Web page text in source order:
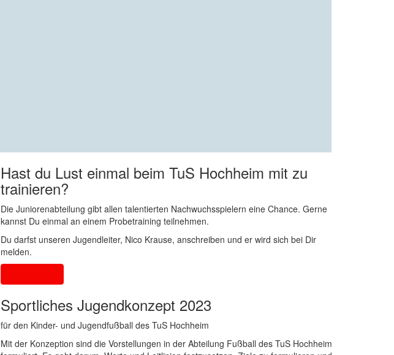
Hast du Lust einmal beim TuS Hochheim mit zu
trainieren?
Die Juniorenabteilung gibt allen talentierten Nachwuchsspielern eine Chance. Gerne
kannst Du einmal an einem Probetraining teilnehmen.
Du darfst unseren Jugendleiter, Nico Krause, anschreiben und er wird sich bei Dir
melden.
Sportliches Jugendkonzept 2023
für den Kinder- und Jugendfußball des TuS Hochheim
Mit der Konzeption sind die Vorstellungen in der Abteilung Fußball des TuS Hochheim